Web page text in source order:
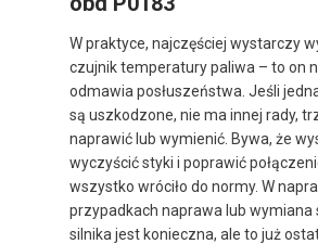
W praktyce, najczęściej wystarczy
czujnik temperatury paliwa – to on
odmawia posłuszeństwa. Jeśli
są uszkodzone, nie ma innej rady,
naprawić lub wymienić. Bywa, że
wyczyścić styki i poprawić
wszystko wróciło do normy. W
przypadkach naprawa lub wymiana
silnika jest konieczna, ale to już